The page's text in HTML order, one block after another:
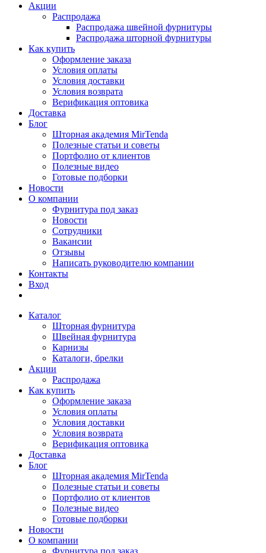
Акции
Распродажа
Распродажа швейной фурнитуры
Распродажа шторной фурнитуры
Как купить
Оформление заказа
Условия оплаты
Условия доставки
Условия возврата
Верификация оптовика
Доставка
Блог
Шторная академия MirTenda
Полезные статьи и советы
Портфолио от клиентов
Полезные видео
Готовые подборки
Новости
О компании
Фурнитура под заказ
Новости
Сотрудники
Вакансии
Отзывы
Написать руководителю компании
Контакты
Вход
Каталог
Шторная фурнитура
Швейная фурнитура
Карнизы
Каталоги, брелки
Акции
Распродажа
Как купить
Оформление заказа
Условия оплаты
Условия доставки
Условия возврата
Верификация оптовика
Доставка
Блог
Шторная академия MirTenda
Полезные статьи и советы
Портфолио от клиентов
Полезные видео
Готовые подборки
Новости
О компании
Фурнитура под заказ